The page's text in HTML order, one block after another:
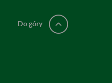
Do góry